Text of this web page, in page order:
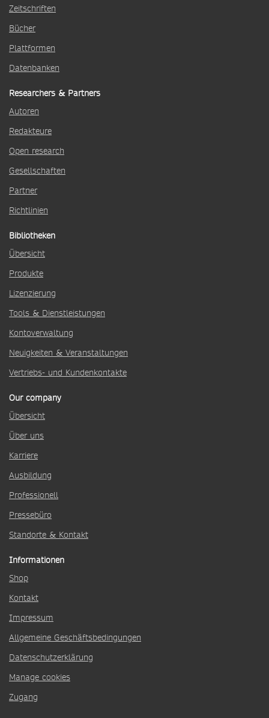
Zeitschriften
Bücher
Plattformen
Datenbanken
Researchers & Partners
Autoren
Redakteure
Open research
Gesellschaften
Partner
Richtlinien
Bibliotheken
Übersicht
Produkte
Lizenzierung
Tools & Dienstleistungen
Kontoverwaltung
Neuigkeiten & Veranstaltungen
Vertriebs- und Kundenkontakte
Our company
Übersicht
Über uns
Karriere
Ausbildung
Professionell
Pressebüro
Standorte & Kontakt
Informationen
Shop
Kontakt
Impressum
Allgemeine Geschäftsbedingungen
Datenschutzerklärung
Manage cookies
Zugang